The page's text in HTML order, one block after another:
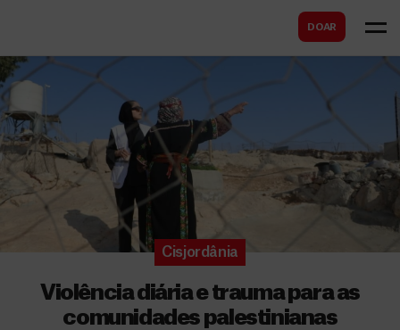
DOAR
Cisjordânia
Violência diária e trauma para as
comunidades palestinianas
a
r